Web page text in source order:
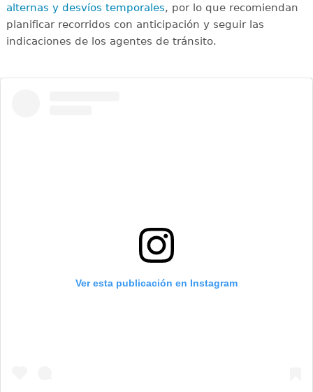
alternas y desvíos temporales, por lo que recomiendan
planificar recorridos con anticipación y seguir las
indicaciones de los agentes de tránsito.
Ver esta publicación en Instagram